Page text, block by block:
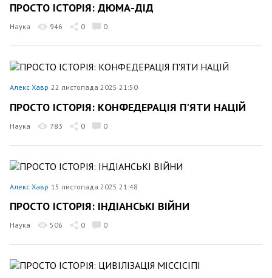
ПРОСТО ІСТОРІЯ: ДЮМА-ДІД
Наука 946 0 0
Алекс Хавр 22 листопада 2025 21:50
ПРОСТО ІСТОРІЯ: КОНФЕДЕРАЦІЯ П'ЯТИ НАЦІЙ
Наука 783 0 0
Алекс Хавр 15 листопада 2025 21:48
ПРОСТО ІСТОРІЯ: ІНДІАНСЬКІ ВІЙНИ
Наука 506 0 0